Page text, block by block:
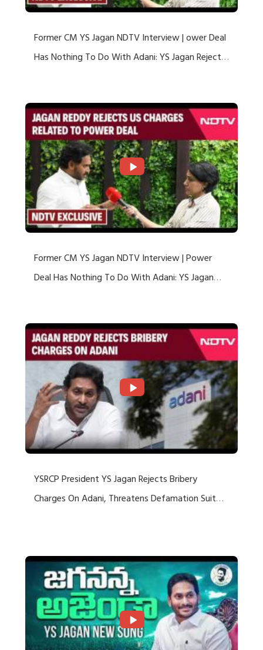
Former CM YS Jagan NDTV Interview | ower Deal
Has Nothing To Do With Adani: YS Jagan Rejects
Former CM YS Jagan NDTV Interview | Power
Deal Has Nothing To Do With Adani: YS Jagan
YSRCP President YS Jagan Rejects Bribery
Charges On Adani, Threatens Defamation Suit